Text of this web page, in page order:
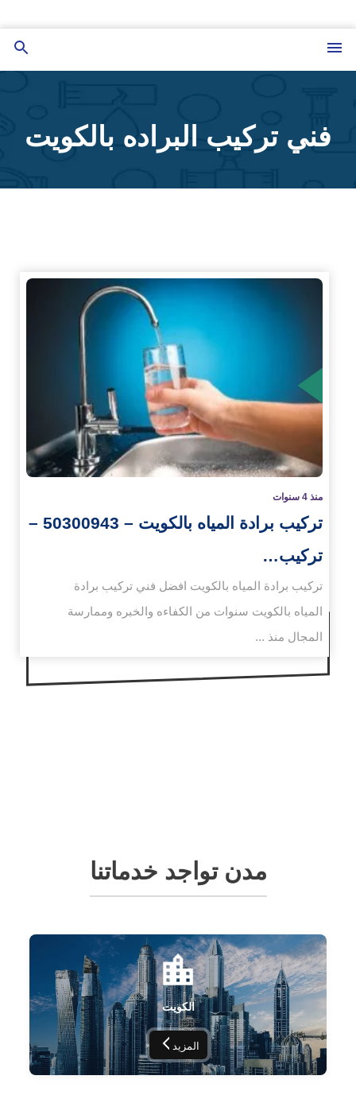
إلى
المحتوى
فني تركيب البراده بالكويت
منذ 4 سنوات
تركيب برادة المياه بالكويت – 50300943 –
تركيب…
تركيب برادة المياه بالكويت افضل فني تركيب برادة
المياه بالكويت سنوات من الكفاءه والخبره وممارسة
المجال منذ ...
مدن تواجد خدماتنا
الكويت
المزيد